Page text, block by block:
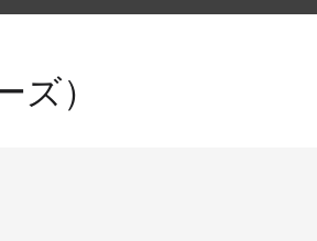
ズ）